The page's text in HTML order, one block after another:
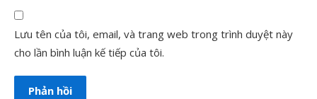
Lưu tên của tôi, email, và trang web trong trình duyệt này
cho lần bình luận kế tiếp của tôi.